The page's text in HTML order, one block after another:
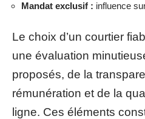
Mandat exclusif : influence
Le choix d’un courtier
une évaluation
proposés, de la
rémunération et de la
ligne. Ces éléments